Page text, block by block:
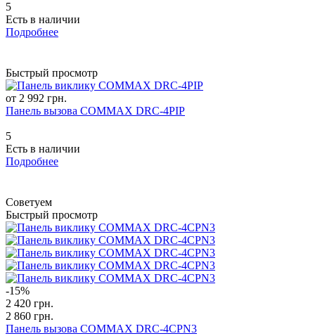
5
Есть в наличии
Подробнее
Быстрый просмотр
от 2 992 грн.
Панель вызова COMMAX DRC-4PIP
5
Есть в наличии
Подробнее
Советуем
Быстрый просмотр
-15%
2 420 грн.
2 860 грн.
Панель вызова COMMAX DRC-4CPN3